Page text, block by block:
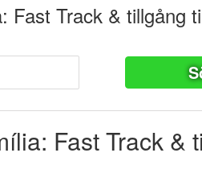
Fast Track & tillgång
Fast Track &